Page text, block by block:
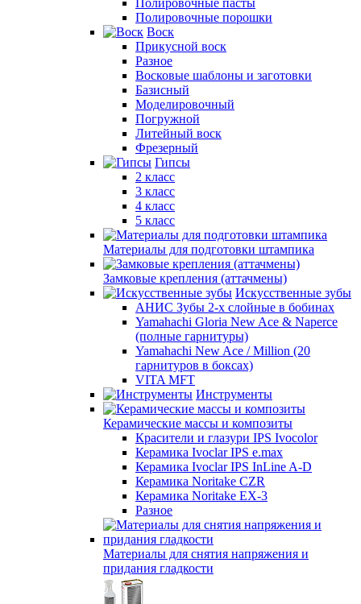
Полировочные пасты
Полировочные порошки
Воск
Прикусной воск
Разное
Восковые шаблоны и заготовки
Базисный
Моделировочный
Погружной
Литейный воск
Фрезерный
Гипсы
2 класс
3 класс
4 класс
5 класс
Материалы для подготовки штампика
Замковые крепления (аттачмены)
Искусственные зубы
АНИС Зубы 2-х слойные в бобинах
Yamahachi Gloria New Ace & Naperce
(полные гарнитуры)
Yamahachi New Ace / Million (20
гарнитуров в боксах)
VITA MFT
Инструменты
Керамические массы и композиты
Красители и глазури IPS Ivocolor
Керамика Ivoclar IPS e.max
Керамика Ivoclar IPS InLine A-D
Керамика Noritake CZR
Керамика Noritake EX-3
Разное
Материалы для снятия напряжения и
придания гладкости